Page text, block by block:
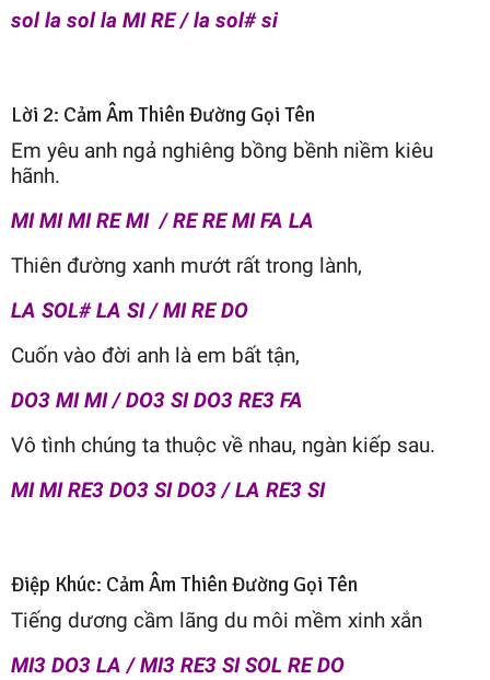
sol la sol la MI RE / la sol# si
Lời 2: Cảm Âm Thiên Đường Gọi Tên
Em yêu anh ngả nghiêng bồng bềnh niềm kiêu
hãnh.
MI MI MI RE MI / RE RE MI FA LA
Thiên đường xanh mướt rất trong lành,
LA SOL# LA SI / MI RE DO
Cuốn vào đời anh là em bất tận,
DO3 MI MI / DO3 SI DO3 RE3 FA
Vô tình chúng ta thuộc về nhau, ngàn kiếp sau.
MI MI RE3 DO3 SI DO3 / LA RE3 SI
Điệp Khúc: Cảm Âm Thiên Đường Gọi Tên
Tiếng dương cầm lãng du môi mềm xinh xắn
MI3 DO3 LA / MI3 RE3 SI SOL RE DO